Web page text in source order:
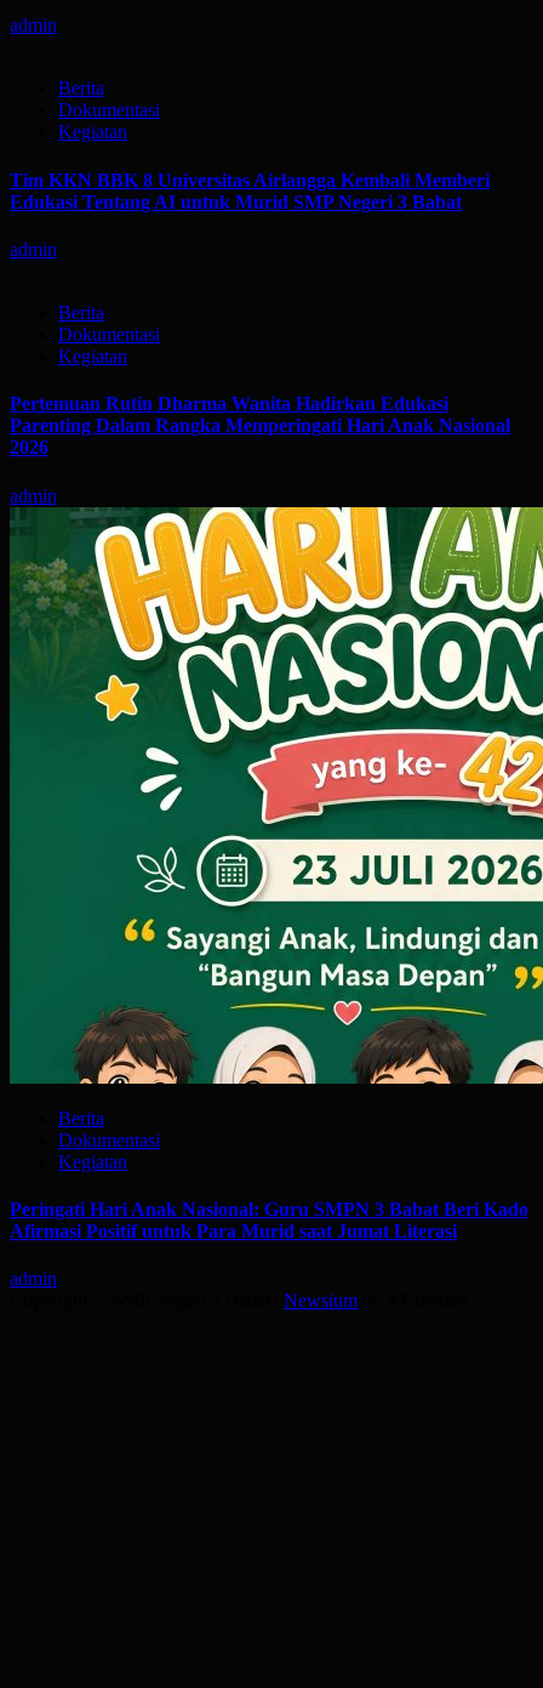
admin
Berita
Dokumentasi
Kegiatan
Tim KKN BBK 8 Universitas Airlangga Kembali Memberi
Edukasi Tentang AI untuk Murid SMP Negeri 3 Babat
admin
Berita
Dokumentasi
Kegiatan
Pertemuan Rutin Dharma Wanita Hadirkan Edukasi
Parenting Dalam Rangka Memperingati Hari Anak Nasional
2026
admin
Berita
Dokumentasi
Kegiatan
Peringati Hari Anak Nasional: Guru SMPN 3 Babat Beri Kado
Afirmasi Positif untuk Para Murid saat Jumat Literasi
admin
Newsium